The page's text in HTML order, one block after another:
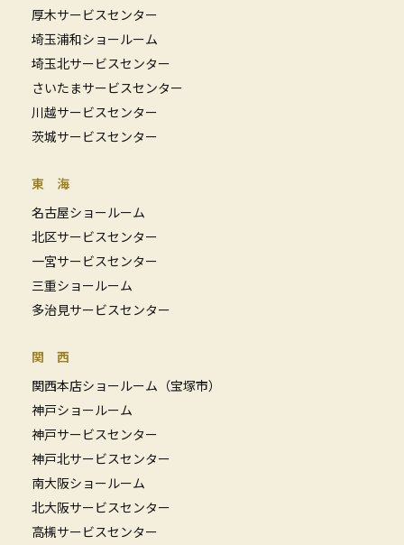
厚木サービスセンター
埼玉浦和ショールーム
埼玉北サービスセンター
さいたまサービスセンター
川越サービスセンター
茨城サービスセンター
東 海
名古屋ショールーム
北区サービスセンター
一宮サービスセンター
三重ショールーム
多治見サービスセンター
関 西
関西本店ショールーム（宝塚市）
神戸ショールーム
神戸サービスセンター
神戸北サービスセンター
南大阪ショールーム
北大阪サービスセンター
高槻サービスセンター